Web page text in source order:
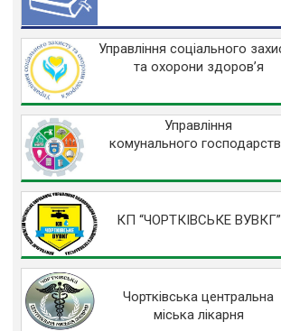
Управління соціального
та охорони здоров’я
Управління
комунального
КП “ЧОРТКІВСЬКЕ ВУВКГ”
Чортківська центральна
міська лікарня